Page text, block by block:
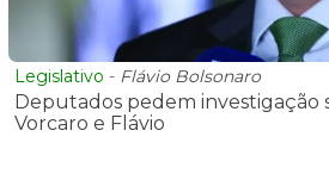
Legislativo - Flávio Bolsonaro
Deputados pedem investigação
Vorcaro e Flávio